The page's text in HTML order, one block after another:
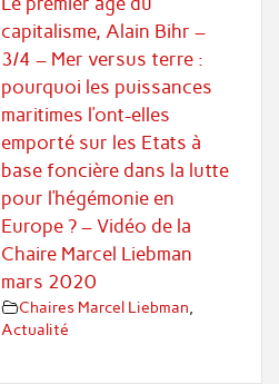
capitalisme, Alain Bihr –
3/4 – Mer versus terre :
pourquoi les puissances
maritimes l’ont-elles
emporté sur les Etats à
base foncière dans la lutte
pour l’hégémonie en
Europe ? – Vidéo de la
Chaire Marcel Liebman
mars 2020
Chaires Marcel Liebman,
Actualité